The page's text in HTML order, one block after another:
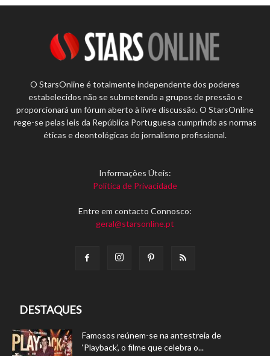
O StarsOnline é totalmente independente dos poderes
estabelecidos não se submetendo a grupos de pressão e
proporcionará um fórum aberto à livre discussão. O StarsOnline
rege-se pelas leis da República Portuguesa cumprindo as normas
éticas e deontológicas do jornalismo profissional.
Informações Úteis:
Política de Privacidade
Entre em contacto Connosco:
geral@starsonline.pt
DESTAQUES
Famosos reúnem-se na antestreia de
‘Playback’, o filme que celebra o...